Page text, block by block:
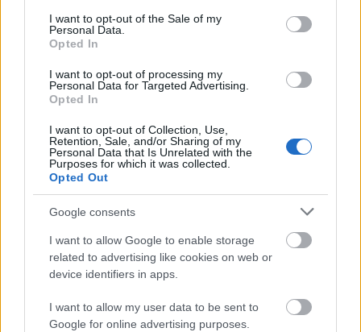
consent section.
I want to opt-out of the Sale of my
Personal Data.
Opted In
I want to opt-out of processing my
Personal Data for Targeted Advertising.
Opted In
I want to opt-out of Collection, Use,
Retention, Sale, and/or Sharing of my
Personal Data that Is Unrelated with the
Purposes for which it was collected.
Opted Out
Google consents
I want to allow Google to enable storage
related to advertising like cookies on web or
device identifiers in apps.
I want to allow my user data to be sent to
Google for online advertising purposes.
Μάθε πρώτος όλες τις σημαντικές
ειδήσεις.
Βάλε το proson.gr στα αποτελέσματα
αναζήτησης της Google
Δημοφιλείς Ειδήσεις
Αλλάζουν τα χαρτονομίσματα ευρώ –
Οριστικά εκτός το 500ευρο